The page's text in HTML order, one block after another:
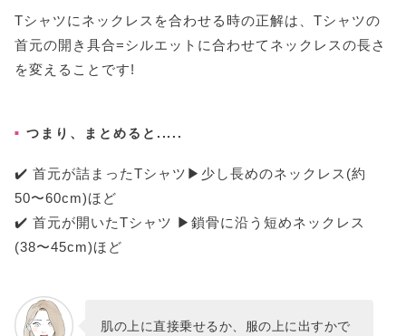
Tシャツにネックレスを合わせる時の正解は、Tシャツの
首元の開き具合=シルエットに合わせてネックレスの長さ
を変えることです!
つまり、まとめると.....
✔️ 首元が詰まったTシャツ▶︎少し長めのネックレス(約
50〜60cm)ほど
✔️ 首元が開いたTシャツ ▶︎鎖骨に沿う短めネックレス
(38〜45cm)ほど
肌の上に直接乗せるか、服の上に出すかで